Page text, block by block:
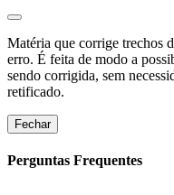
Matéria que corrige trechos
erro. É feita de modo a
sendo corrigida, sem
retificado.
Fechar
Perguntas Frequentes